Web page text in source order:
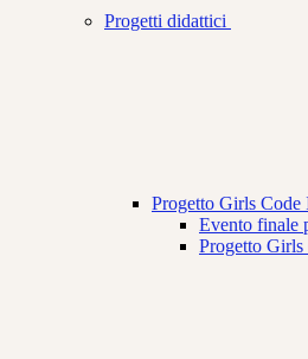
Progetti didattici
Progetto Girls Code
Evento finale
Progetto Girls